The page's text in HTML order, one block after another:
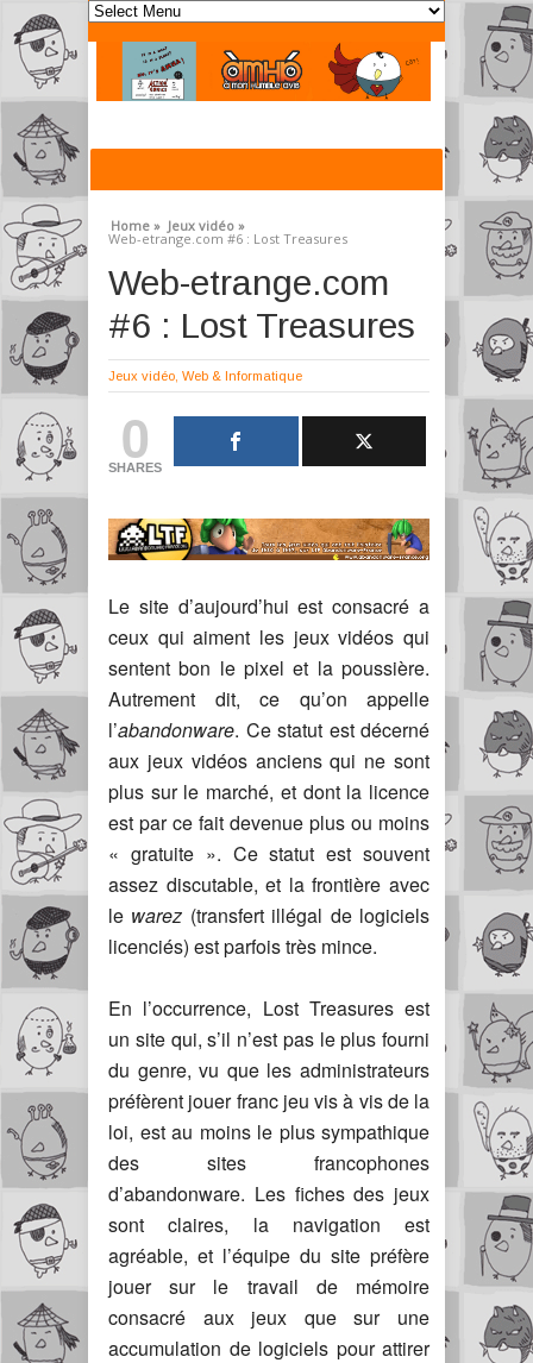
Home » Jeux vidéo »
Web-etrange.com #6 : Lost Treasures
Web-etrange.com
#6 : Lost Treasures
Jeux vidéo Web & Informatique
0
SHARES
Le site d’aujourd’hui est consacré a
ceux qui aiment les jeux vidéos qui
sentent bon le pixel et la poussière.
Autrement dit, ce qu’on appelle
l’abandonware. Ce statut est décerné
aux jeux vidéos anciens qui ne sont
plus sur le marché, et dont la licence
est par ce fait devenue plus ou moins
« gratuite ». Ce statut est souvent
assez discutable, et la frontière avec
le warez (transfert illégal de logiciels
licenciés) est parfois très mince.
En l’occurrence, Lost Treasures est
un site qui, s’il n’est pas le plus fourni
du genre, vu que les administrateurs
préfèrent jouer franc jeu vis à vis de la
loi, est au moins le plus sympathique
des sites francophones
d’abandonware. Les fiches des jeux
sont claires, la navigation est
agréable, et l’équipe du site préfère
jouer sur le travail de mémoire
consacré aux jeux que sur une
accumulation de logiciels pour attirer